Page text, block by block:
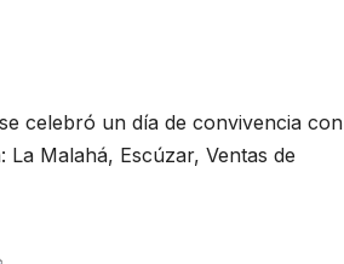
celebró un día de convivencia con
Malahá, Escúzar, Ventas de